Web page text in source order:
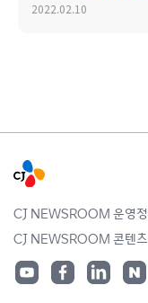
2022.02.10
CJ NEWSROOM 운영
CJ NEWSROOM 콘텐